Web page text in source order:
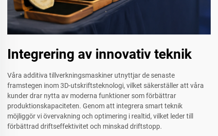
Integrering av innovativ teknik
Våra additiva tillverkningsmaskiner utnyttjar de senaste
framstegen inom 3D-utskriftsteknologi, vilket säkerställer att våra
kunder drar nytta av moderna funktioner som förbättrar
produktionskapaciteten. Genom att integrera smart teknik
möjliggör vi övervakning och optimering i realtid, vilket leder till
förbättrad driftseffektivitet och minskad driftstopp.